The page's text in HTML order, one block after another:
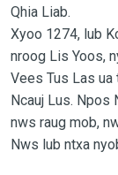
Qhia Liab.
Xyoo 1274, lub
nroog Lis Yoos,
Vees Tus Las ua
Ncauj Lus. Npos
nws raug mob,
Nws lub ntxa